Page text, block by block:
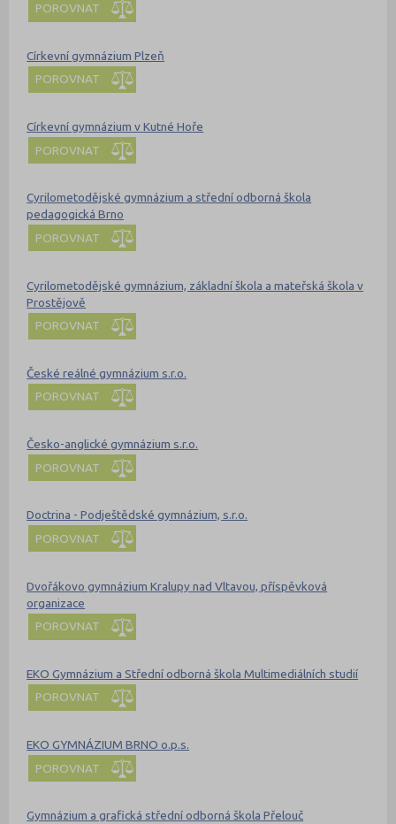
POROVNAT
Církevní gymnázium Plzeň
POROVNAT
Církevní gymnázium v Kutné Hoře
POROVNAT
Cyrilometodějské gymnázium a střední odborná škola
pedagogická Brno
POROVNAT
Cyrilometodějské gymnázium, základní škola a mateřská škola v
Prostějově
POROVNAT
České reálné gymnázium s.r.o.
POROVNAT
Česko-anglické gymnázium s.r.o.
POROVNAT
Doctrina - Podještědské gymnázium, s.r.o.
POROVNAT
Dvořákovo gymnázium Kralupy nad Vltavou, příspěvková
organizace
POROVNAT
EKO Gymnázium a Střední odborná škola Multimediálních studií
POROVNAT
EKO GYMNÁZIUM BRNO o.p.s.
POROVNAT
Gymnázium a grafická střední odborná škola Přelouč